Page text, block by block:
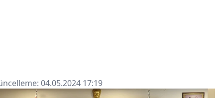
04.05.2024 17:19